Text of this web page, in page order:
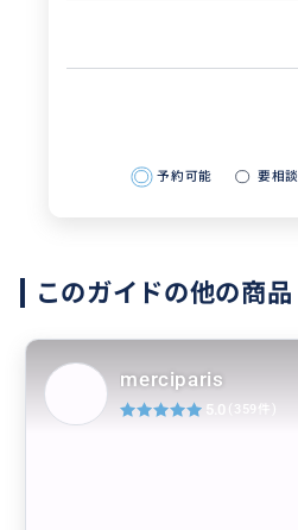
予約可能 要相談
このガイドの他の商品
merciparis
5.0 (359件)